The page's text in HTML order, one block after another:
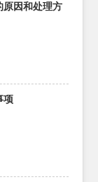
原因和处理方
项